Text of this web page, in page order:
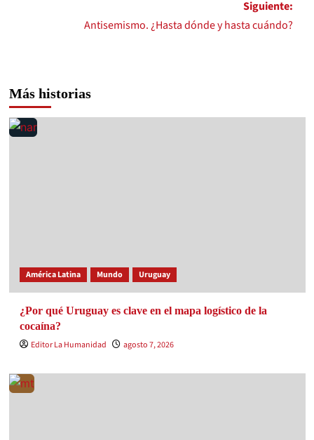
Siguiente:
Antisemismo. ¿Hasta dónde y hasta cuándo?
Más historias
América Latina Mundo Uruguay
¿Por qué Uruguay es clave en el mapa logístico de la
cocaína?
Editor La Humanidad
agosto 7, 2026